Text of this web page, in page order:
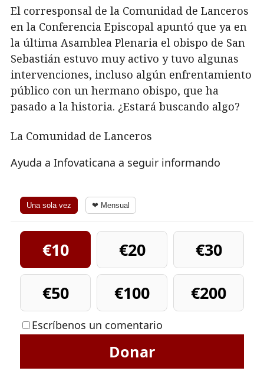
El corresponsal de la Comunidad de Lanceros
en la Conferencia Episcopal apuntó que ya en
la última Asamblea Plenaria el obispo de San
Sebastián estuvo muy activo y tuvo algunas
intervenciones, incluso algún enfrentamiento
público con un hermano obispo, que ha
pasado a la historia. ¿Estará buscando algo?
La Comunidad de Lanceros
Ayuda a Infovaticana a seguir informando
Una sola vez ❤ Mensual
€10 €20
€30
€50
€100 €200
Escríbenos un comentario
Donar